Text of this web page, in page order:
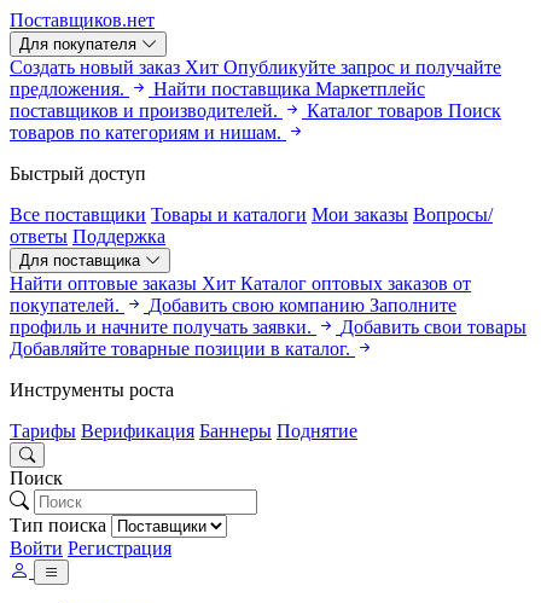
Поставщиков.нет
Для покупателя
Создать новый заказ Хит Опубликуйте запрос и получайте
предложения.
Найти поставщика Маркетплейс
поставщиков и производителей.
Каталог товаров Поиск
товаров по категориям и нишам.
Быстрый доступ
Все поставщики Товары и каталоги Мои заказы Вопросы/
ответы Поддержка
Для поставщика
Найти оптовые заказы Хит Каталог оптовых заказов от
покупателей.
Добавить свою компанию Заполните
профиль и начните получать заявки.
Добавить свои товары
Добавляйте товарные позиции в каталог.
Инструменты роста
Тарифы Верификация Баннеры Поднятие
Поиск
Тип поиска
Войти Регистрация